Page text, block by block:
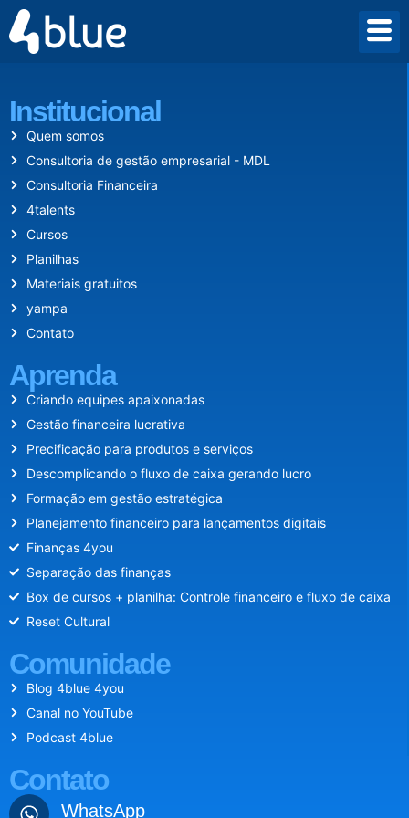
Desde 2009 criamos um mundo onde empreender vale a pena.
Institucional
Quem somos
Consultoria de gestão empresarial - MDL
Consultoria Financeira
4talents
Cursos
Planilhas
Materiais gratuitos
yampa
Contato
Aprenda
Criando equipes apaixonadas
Gestão financeira lucrativa
Precificação para produtos e serviços
Descomplicando o fluxo de caixa gerando lucro
Formação em gestão estratégica
Planejamento financeiro para lançamentos digitais
Finanças 4you
Separação das finanças
Box de cursos + planilha: Controle financeiro e fluxo de caixa
Reset Cultural
Comunidade
Blog 4blue 4you
Canal no YouTube
Podcast 4blue
Contato
WhatsApp